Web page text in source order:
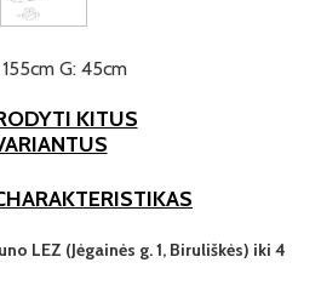
G: 45cm
KITUS
LEZ (Jėgainės g. 1, Biruliškės) iki 4